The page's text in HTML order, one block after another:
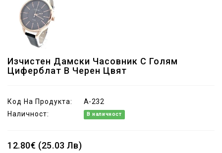
Изчистен Дамски Часовник С Голям
Циферблат В Черен Цвят
Код На Продукта:
A-232
Наличност:
В наличност
12.80€ (25.03 Лв)